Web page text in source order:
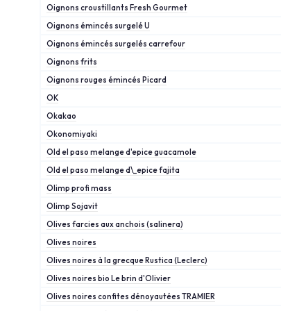
Oignons croustillants Fresh Gourmet
Oignons émincés surgelé U
Oignons émincés surgelés carrefour
Oignons frits
Oignons rouges émincés Picard
OK
Okakao
Okonomiyaki
Old el paso melange d'epice guacamole
Old el paso melange d\_epice fajita
Olimp profi mass
Olimp Sojavit
Olives farcies aux anchois (salinera)
Olives noires
Olives noires à la grecque Rustica (Leclerc)
Olives noires bio Le brin d'Olivier
Olives noires confites dénoyautées TRAMIER